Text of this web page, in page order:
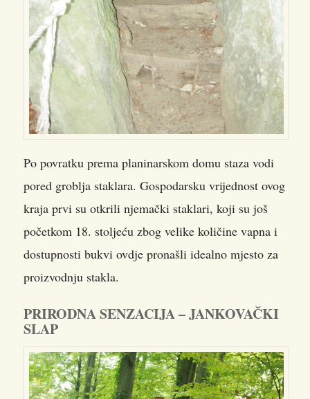
Po povratku prema planinarskom domu staza vodi
pored groblja staklara. Gospodarsku vrijednost ovog
kraja prvi su otkrili njemački staklari, koji su još
početkom 18. stoljeću zbog velike količine vapna i
dostupnosti bukvi ovdje pronašli idealno mjesto za
proizvodnju stakla.
PRIRODNA SENZACIJA – JANKOVAČKI
SLAP